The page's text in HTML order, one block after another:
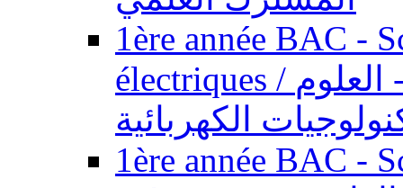
1ère année BAC -
électriques / السنة الأولى باكالوريا - العلوم
الكهربائية
1ère année BAC -